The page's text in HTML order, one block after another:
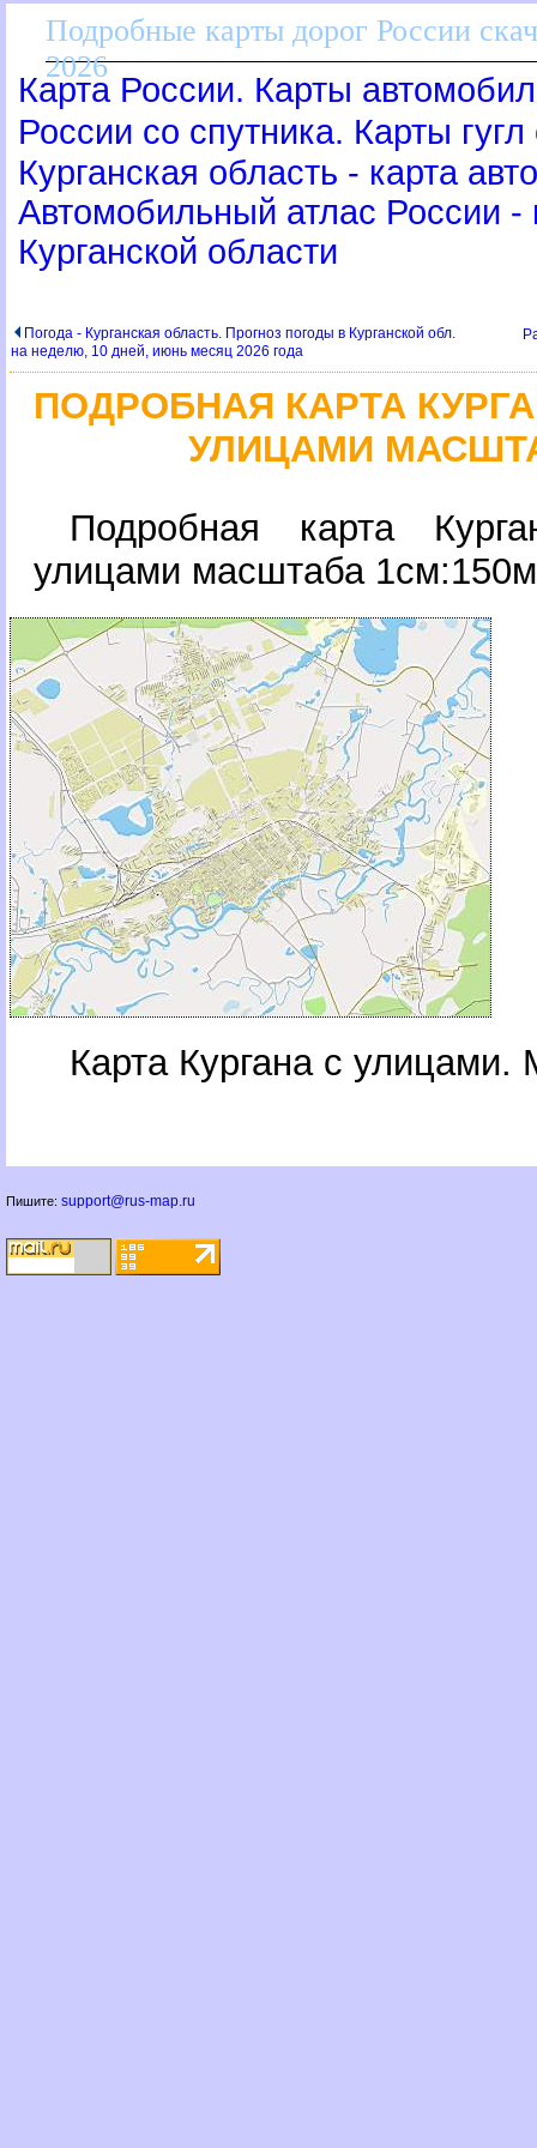
Подробные карты дорог России
2026
Карта России. Карты
России со спутника. Карты
Курганская область - карта
Автомобильный атлас России -
Курганской области
Погода - Курганская область. Прогноз погоды в Курганской обл.
на неделю, 10 дней, июнь месяц 2026 года
ПОДРОБНАЯ КАРТА
УЛИЦАМИ
Подробная карта
улицами масштаба 1см:150м
Карта Кургана с
Пишите: support@rus-map.ru